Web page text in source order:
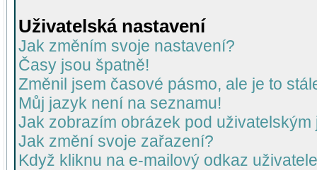
Uživatelská nastavení
Jak změním svoje nastavení?
Časy jsou špatně!
Změnil jsem časové pásmo, ale je to
Můj jazyk není na seznamu!
Jak zobrazím obrázek pod uživatelským
Jak změní svoje zařazení?
Když kliknu na e-mailový odkaz